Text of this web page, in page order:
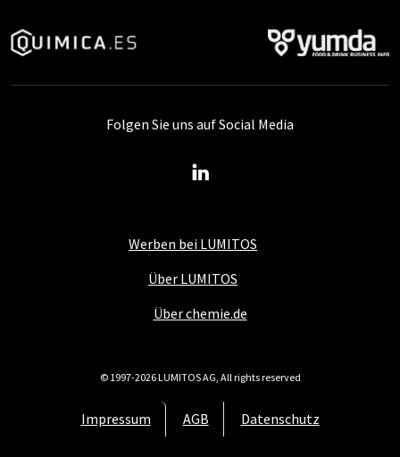
Werben bei LUMITOS
Über LUMITOS
Über chemie.de
Impressum AGB Datenschutz
Folgen Sie uns auf Social Media
© 1997-2026 LUMITOS AG, All rights reserved